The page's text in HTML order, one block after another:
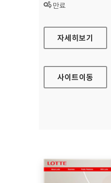
상태 :
만료
부산문화관광 홈
자세히보기
사이트이동